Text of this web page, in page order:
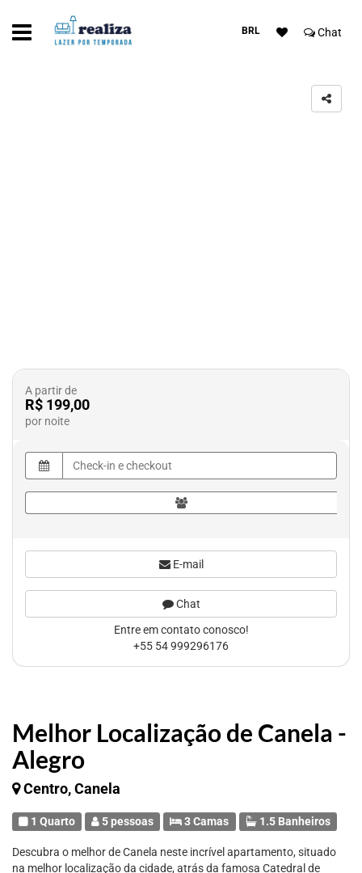
BRL Chat
Melhor Localização de Canela -
Alegro
Centro, Canela
1 Quarto 5 pessoas 3 Camas 1.5 Banheiros
Descubra o melhor de Canela neste incrível apartamento, situado
na melhor localização da cidade, atrás da famosa Catedral de
A partir de
R$ 199,00
por noite
E-mail
Chat
Entre em contato conosco!
+55 54 999296176